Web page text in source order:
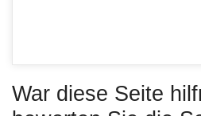
War diese Seite